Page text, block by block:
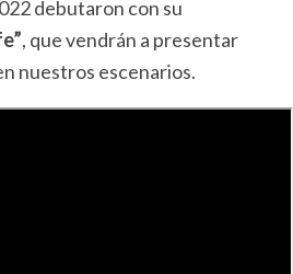
debutaron con su
, que vendrán a presentar
nuestros escenarios.